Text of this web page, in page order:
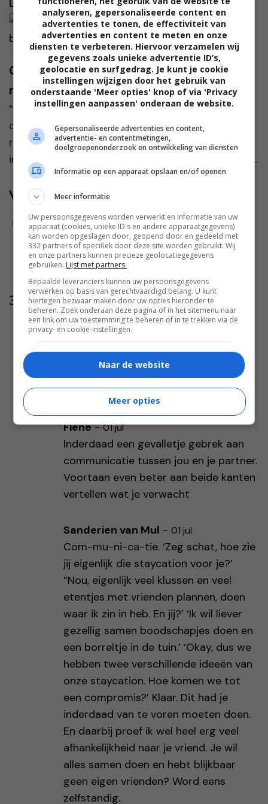
Ophelie: “Mijn nieuwe schoonzus praat
met een babystem”
“Ik had jarenlang niet verwacht dat mijn broer
ooit serieus zou settelen. Hij was altijd onderweg,
reisde voor zijn werk de hele wereld over en leek
in iedere stad wel iemand te kennen. Relaties war...
Volg jij ons al?
3 reacties
Joris-01 jul
Als je niets afspreekt, tja. Hoe doe je
dat als je samen op vakantie bent?
Doe je dan ook ieder je ding of stem je
dan wèl af?
Fiene-01 jul
Inderdaad een gevalletje gebrek aan
communicatie tussen jou en je partner.
Voortaan even beter aan beide kanten
vertellen wat je verwacht
Sanderien van Mul - 01 jul
Com-mu-ni-ca-tie. ‘Zeg schat, hoe zie
jij eigenlijk die staycation voor je?’
“Nou, eigenlijk veel klussen en veel
etentjes met vrienden plannen, doen
waar ik zin in heb. En jij?’ ‘Ik wil liever
gezellig samen boodschapjes doen en
een borreltje in de tuin.’ ‘Okay, dus we
hebben twee verschillende ideeën van
onze staycation. Hoe komen we tot
een compromis?’ Klaar. Dit had je
inderdaad van te voren moeten doen.
En daarbij proef ik wel heel erg veel
afhankelijkheid naar je vriend. Je wil
alles samen doen en hebt blijkbaar
geen eigen vrienden? Word eens
zelfstandig.
analyseren, gepersonaliseerde content en
advertenties te tonen, de effectiviteit van
advertenties en content te meten en onze
diensten te verbeteren. Hiervoor verzamelen wij
gegevens zoals unieke advertentie ID’s,
geolocatie en surfgedrag. Je kunt je cookie
instellingen wijzigen door het gebruik van
onderstaande 'Meer opties' knop of via 'Privacy
instellingen aanpassen' onderaan de website.
Gepersonaliseerde advertenties en content,
advertentie- en contentmetingen,
doelgroepenonderzoek en ontwikkeling van diensten
Informatie op een apparaat opslaan en/of openen
Meer informatie
Uw persoonsgegevens worden verwerkt en informatie van uw
apparaat (cookies, unieke ID's en andere apparaatgegevens)
kan worden opgeslagen door, geopend door en gedeeld met
332 partners of specifiek door deze site worden gebruikt. Wij
en onze partners kunnen precieze geolocatiegegevens
gebruiken. Lijst met partners.
Bepaalde leveranciers kunnen uw persoonsgegevens
verwerken op basis van gerechtvaardigd belang. U kunt
hiertegen bezwaar maken door uw opties hieronder te
beheren. Zoek onderaan deze pagina of in het sitemenu naar
een link om uw toestemming te beheren of in te trekken via de
privacy- en cookie-instellingen.
Naar de website
Meer opties